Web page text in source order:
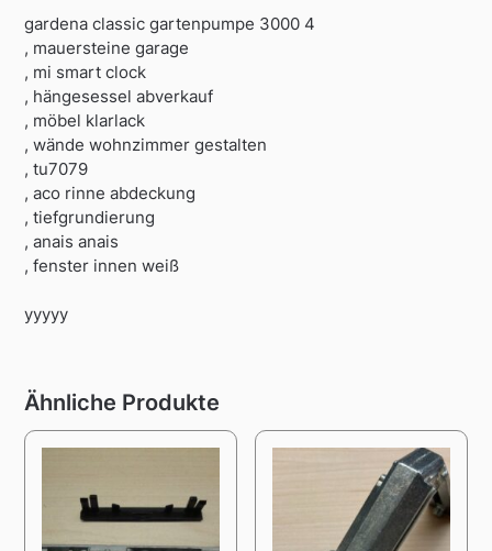
gardena classic gartenpumpe 3000 4
, mauersteine garage
, mi smart clock
, hängesessel abverkauf
, möbel klarlack
, wände wohnzimmer gestalten
, tu7079
, aco rinne abdeckung
, tiefgrundierung
, anais anais
, fenster innen weiß
yyyyy
Ähnliche Produkte